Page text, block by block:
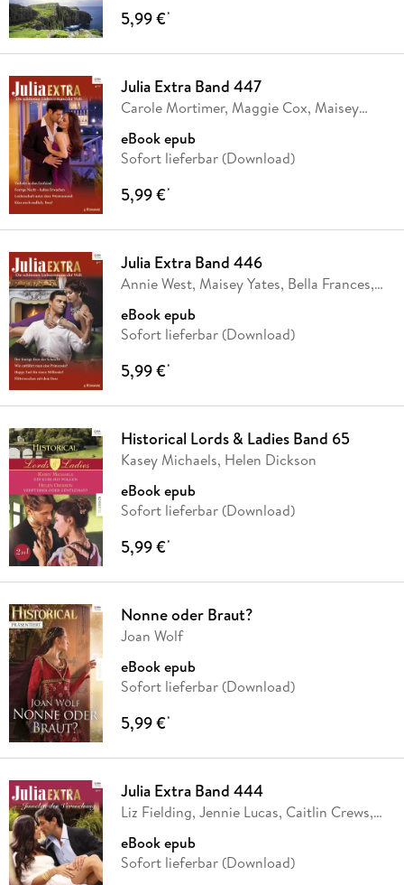
5,99 €*
Julia Extra Band 447
Carole Mortimer, Maggie Cox, Maisey
eBook epub
Sofort lieferbar (Download)
5,99 €*
Julia Extra Band 446
Annie West, Maisey Yates, Bella Frances,
eBook epub
Sofort lieferbar (Download)
5,99 €*
Historical Lords & Ladies Band 65
Kasey Michaels, Helen Dickson
eBook epub
Sofort lieferbar (Download)
5,99 €*
Nonne oder Braut?
Joan Wolf
eBook epub
Sofort lieferbar (Download)
5,99 €*
Julia Extra Band 444
Liz Fielding, Jennie Lucas, Caitlin Crews,
eBook epub
Sofort lieferbar (Download)